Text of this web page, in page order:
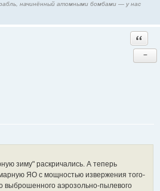
начинённый атомными бомбами — у нас
−
зиму" раскричались. А теперь
ЯО с мощностью извержения того-
выброшенного аэрозольно-пылевого